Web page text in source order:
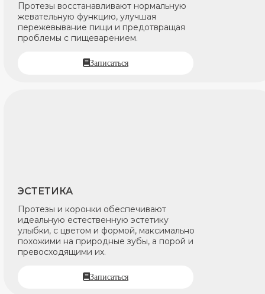
Протезы восстанавливают нормальную
жевательную функцию, улучшая
пережевывание пищи и предотвращая
проблемы с пищеварением.
Записаться
ЭСТЕТИКА
Протезы и коронки обеспечивают
идеальную естественную эстетику
улыбки, с цветом и формой, максимально
похожими на природные зубы, а порой и
превосходящими их.
Записаться